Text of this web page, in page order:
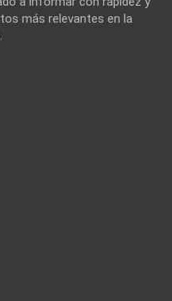
más relevantes en la